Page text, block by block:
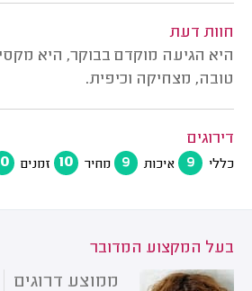
חוות דעת
היא הגיעה מוקדם בבוקר, היא
טובה, מצחיקה וכיפית.
דירוגים
כללי 9 איכות 9 מחיר 10 זמנים
בעל המקצוע המדובר
ממוצע דרוגים